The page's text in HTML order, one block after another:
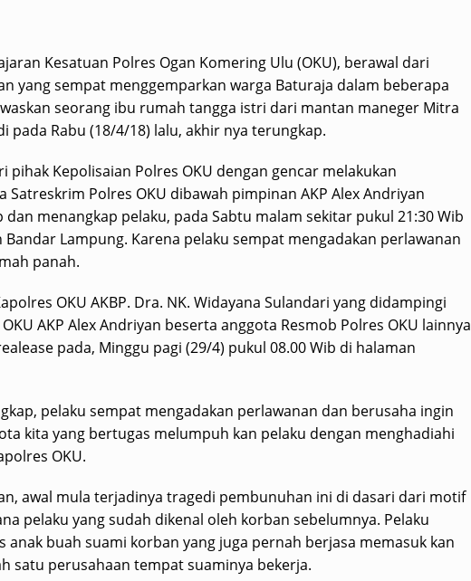
Kesatuan Polres Ogan Komering Ulu (OKU), berawal dari
yang sempat menggemparkan warga Baturaja dalam beberapa
seorang ibu rumah tangga istri dari mantan maneger Mitra
pada Rabu (18/4/18) lalu, akhir nya terungkap.
pihak Kepolisaian Polres OKU dengan gencar melakukan
Satreskrim Polres OKU dibawah pimpinan AKP Alex Andriyan
menangkap pelaku, pada Sabtu malam sekitar pukul 21:30 Wib
Bandar Lampung. Karena pelaku sempat mengadakan perlawanan
panah.
OKU AKBP. Dra. NK. Widayana Sulandari yang didampingi
AKP Alex Andriyan beserta anggota Resmob Polres OKU lainnya
pada, Minggu pagi (29/4) pukul 08.00 Wib di halaman
pelaku sempat mengadakan perlawanan dan berusaha ingin
kita yang bertugas melumpuh kan pelaku dengan menghadiahi
OKU.
awal mula terjadinya tragedi pembunuhan ini di dasari dari motif
pelaku yang sudah dikenal oleh korban sebelumnya. Pelaku
anak buah suami korban yang juga pernah berjasa memasuk kan
satu perusahaan tempat suaminya bekerja.